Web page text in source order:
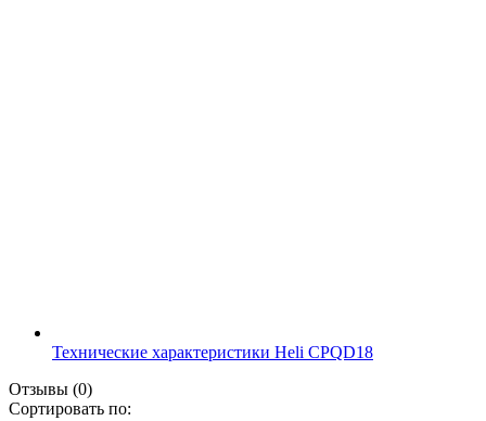
Технические характеристики Heli CPQD18
Отзывы (0)
Сортировать по: